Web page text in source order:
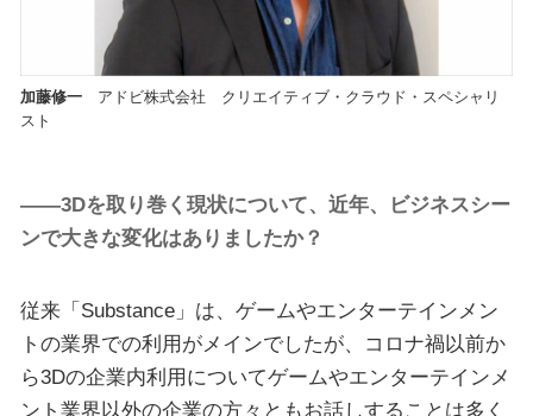
加藤修一アドビ株式会社 クリエイティブ・クラウド・スペシャリ
スト
――3Dを取り巻く現状について、近年、ビジネスシー
ンで大きな変化はありましたか？
従来「Substance」は、ゲームやエンターテインメン
トの業界での利用がメインでしたが、コロナ禍以前か
ら3Dの企業内利用についてゲームやエンターテインメ
ント業界以外の企業の方々ともお話しすることは多く